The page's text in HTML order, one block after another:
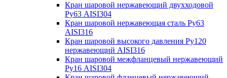
Кран шаровой нержавеющий двухходовой
Ру63 AISI304
Кран шаровой нержавеющая сталь Ру63
AISI316
Кран шаровой высокого давления Ру120
нержавеющий AISI316
Кран шаровой межфланцевый нержавеющий
Ру16 AISI304